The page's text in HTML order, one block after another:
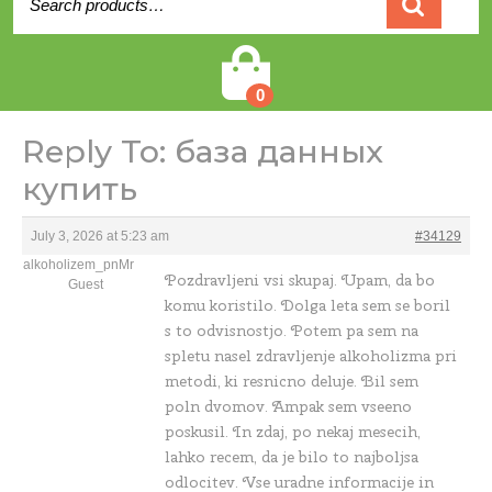
for:
0
Reply To: база данных
купить
July 3, 2026 at 5:23 am
#34129
alkoholizem_pnMr
Guest
Pozdravljeni vsi skupaj. Upam, da bo
komu koristilo. Dolga leta sem se boril
s to odvisnostjo. Potem pa sem na
spletu nasel zdravljenje alkoholizma pri
metodi, ki resnicno deluje. Bil sem
poln dvomov. Ampak sem vseeno
poskusil. In zdaj, po nekaj mesecih,
lahko recem, da je bilo to najboljsa
odlocitev. Vse uradne informacije in